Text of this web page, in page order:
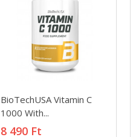
BioTechUSA Vitamin C
1000 With...
8 490 Ft
BioTechUSA Vitamin C
1000 With...
8 490 Ft